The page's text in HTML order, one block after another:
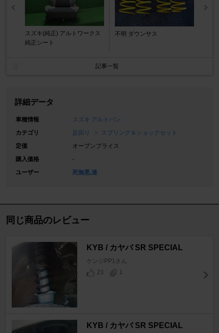
スズキ(純正) アルトワークス
純正シート
不明 ダウンサス
記事一覧
詳細データ
車種情報
スズキ アルトバン
カテゴリ
足回り
スプリング＆ショックセット
定価
オープンプライス
購入価格
-
ユーザー
死無悪,達
同じ商品のレビュー
KYB / カヤバ SR SPECIAL
ケンジPP1さん
23
1
KYB / カヤバ SR SPECIAL